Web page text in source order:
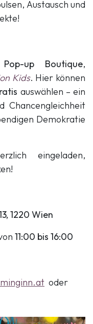
Austausch und
Pop-up Boutique,
Kids. Hier können
auswählen – ein
Chancengleichheit
Demokratie
eingeladen,
1220 Wien
11:00 bis 16:00
oder